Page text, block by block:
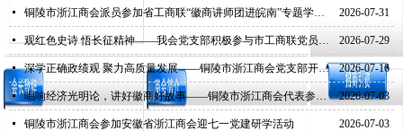
2026-07-31
넷 铜陵市浙江商会派员参加省工商联“徽商讲师团进皖南”专题学习活动
2026-07-29
넷 观红色史诗 悟长征精神——我会党支部积极参与市工商联党员活动日观影党课
2026-07-16
넷 深学正确政绩观 聚力高质量发展——铜陵市浙江商会党支部开展7月主题党日活动
2026-07-03
넷 唱响经济光明论，讲好徽商好故事——铜陵市浙江商会代表参加大道徽商融媒体联盟技能培训会
2026-07-03
넷 铜陵市浙江商会参加安徽省浙江商会迎七一党建研学活动